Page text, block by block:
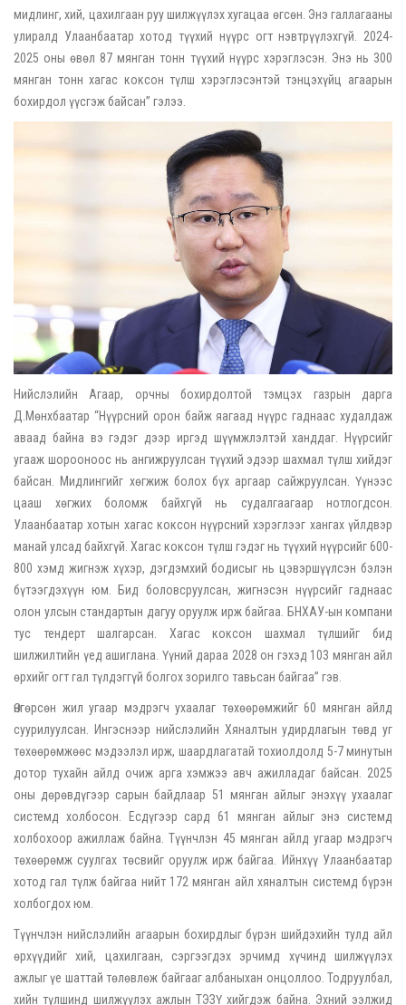
мидлинг, хий, цахилгаан руу шилжүүлэх хугацаа өгсөн. Энэ галлагааны
улиралд Улаанбаатар хотод түүхий нүүрс огт нэвтрүүлэхгүй. 2024-
2025 оны өвөл 87 мянган тонн түүхий нүүрс хэрэглэсэн. Энэ нь 300
мянган тонн хагас коксон түлш хэрэглэсэнтэй тэнцэхүйц агаарын
бохирдол үүсгэж байсан” гэлээ.
Нийслэлийн Агаар, орчны бохирдолтой тэмцэх газрын дарга
Д.Мөнхбаатар “Нүүрсний орон байж яагаад нүүрс гаднаас худалдаж
аваад байна вэ гэдэг дээр иргэд шүүмжлэлтэй ханддаг. Нүүрсийг
угааж шорооноос нь ангижруулсан түүхий эдээр шахмал түлш хийдэг
байсан. Мидлингийг хөгжиж болох бүх аргаар сайжруулсан. Үүнээс
цааш хөгжих боломж байхгүй нь судалгаагаар нотлогдсон.
Улаанбаатар хотын хагас коксон нүүрсний хэрэглээг хангах үйлдвэр
манай улсад байхгүй. Хагас коксон түлш гэдэг нь түүхий нүүрсийг 600-
800 хэмд жигнэж хүхэр, дэгдэмхий бодисыг нь цэвэршүүлсэн бэлэн
бүтээгдэхүүн юм. Бид боловсруулсан, жигнэсэн нүүрсийг гаднаас
олон улсын стандартын дагуу оруулж ирж байгаа. БНХАУ-ын компани
тус тендерт шалгарсан. Хагас коксон шахмал түлшийг бид
шилжилтийн үед ашиглана. Үүний дараа 2028 он гэхэд 103 мянган айл
өрхийг огт гал түлдэггүй болгох зорилго тавьсан байгаа” гэв.
Өнгөрсөн жил угаар мэдрэгч ухаалаг төхөөрөмжийг 60 мянган айлд
суурилуулсан. Ингэснээр нийслэлийн Хяналтын удирдлагын төвд уг
төхөөрөмжөөс мэдээлэл ирж, шаардлагатай тохиолдолд 5-7 минутын
дотор тухайн айлд очиж арга хэмжээ авч ажилладаг байсан. 2025
оны дөрөвдүгээр сарын байдлаар 51 мянган айлыг энэхүү ухаалаг
системд холбосон. Есдүгээр сард 61 мянган айлыг энэ системд
холбохоор ажиллаж байна. Түүнчлэн 45 мянган айлд угаар мэдрэгч
төхөөрөмж суулгах төсвийг оруулж ирж байгаа. Ийнхүү Улаанбаатар
хотод гал түлж байгаа нийт 172 мянган айл хяналтын системд бүрэн
холбогдох юм.
Түүнчлэн нийслэлийн агаарын бохирдлыг бүрэн шийдэхийн тулд айл
өрхүүдийг хий, цахилгаан, сэргээгдэх эрчимд хүчинд шилжүүлэх
ажлыг үе шаттай төлөвлөж байгааг албаныхан онцоллоо. Тодруулбал,
хийн түлшинд шилжүүлэх ажлын ТЭЗҮ хийгдэж байна. Эхний ээлжид